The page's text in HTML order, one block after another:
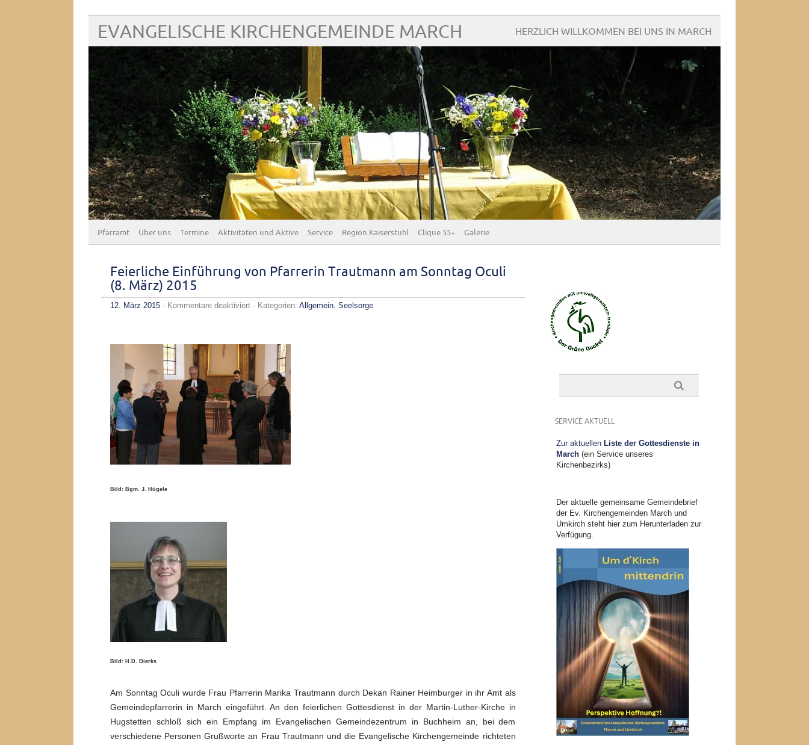
EVANGELISCHE KIRCHENGEMEINDE MARCH HERZLICH WILLKOMMEN BEI UNS IN MARCH
Pfarramt Über uns Termine Aktivitäten und Aktive Service Region Kaiserstuhl Clique 55+ Galerie
Feierliche Einführung von Pfarrerin Trautmann am Sonntag Oculi
(8. März) 2015
12. März 2015 · Kommentare deaktiviertfür
Trautmann
am
Sonntag
Oculi
(8.
März)
2015
· Kategorien: Allgemein, Seelsorge
Bild: Bgm. J. Hügele
Bild: H.D. Dierks
Am Sonntag Oculi wurde Frau Pfarrerin Marika Trautmann durch Dekan Rainer Heimburger in ihr Amt als
Gemeindepfarrerin in March eingeführt. An den feierlichen Gottesdienst in der Martin-Luther-Kirche in
Hugstetten schloß sich ein Empfang im Evangelischen Gemeindezentrum in Buchheim an, bei dem
verschiedene Personen Grußworte an Frau Trautmann und die Evangelische Kirchengemeinde richteten
SERVICE AKTUELL
Zur aktuellen Liste der Gottesdienste in
March(ein Service unseres
Kirchenbezirks)
Der aktuelle gemeinsame Gemeindebrief
der Ev. Kirchengemeinden March und
Umkirch steht hier zum Herunterladen zur
Verfügung.